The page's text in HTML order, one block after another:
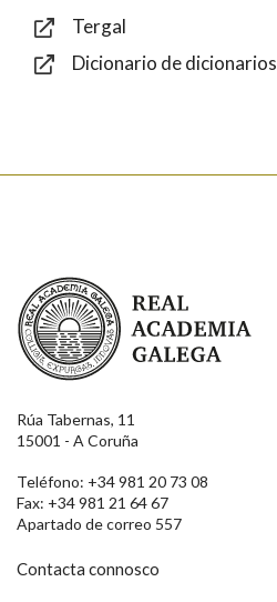
Tergal
Dicionario de dicionarios
Real Academia Galega
Rúa Tabernas, 11
15001 - A Coruña
Teléfono: +34 981 20 73 08
Fax: +34 981 21 64 67
Apartado de correo 557
Contacta connosco